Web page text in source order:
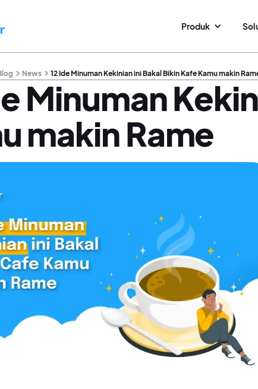
Produk
News 12 Ide Minuman Kekinian ini Bakal Bikin Kafe Kamu makin
Minuman
makin Rame